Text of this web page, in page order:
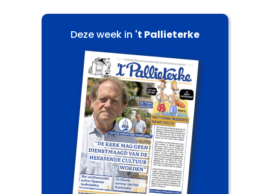
Deze week in 't Pallieterke